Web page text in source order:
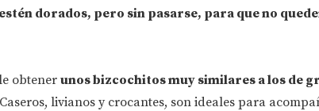
dorados, pero sin pasarse, para que no
obtenerunos bizcochitos muy similares a los de
livianos y crocantes, son ideales para